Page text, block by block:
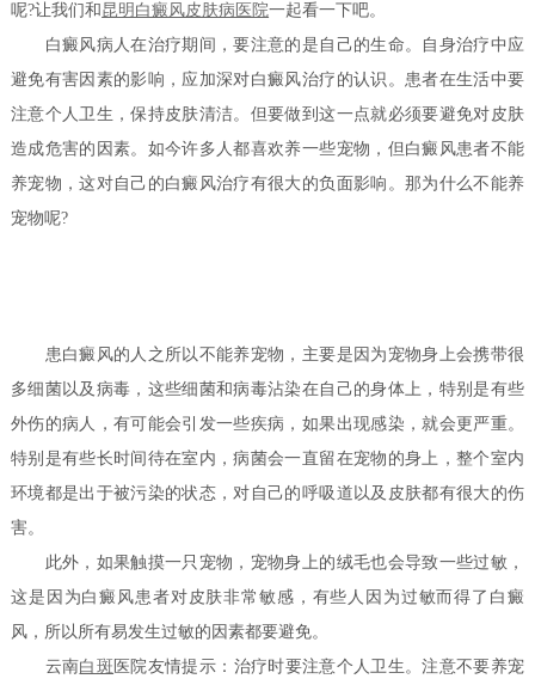
呢?让我们和 昆明白癜风皮肤病医院一起看一下吧。
白癜风病人在治疗期间，要注意的是自己的生命。自身治疗中应
避免有害因素的影响，应加深对白癜风治疗的认识。患者在生活中要
注意个人卫生，保持皮肤清洁。但要做到这一点就必须要避免对皮肤
造成危害的因素。如今许多人都喜欢养一些宠物，但白癜风患者不能
养宠物，这对自己的白癜风治疗有很大的负面影响。那为什么不能养
宠物呢?
患白癜风的人之所以不能养宠物，主要是因为宠物身上会携带很
多细菌以及病毒，这些细菌和病毒沾染在自己的身体上，特别是有些
外伤的病人，有可能会引发一些疾病，如果出现感染，就会更严重。
特别是有些长时间待在室内，病菌会一直留在宠物的身上，整个室内
环境都是出于被污染的状态，对自己的呼吸道以及皮肤都有很大的伤
害。
此外，如果触摸一只宠物，宠物身上的绒毛也会导致一些过敏，
这是因为白癜风患者对皮肤非常敏感，有些人因为过敏而得了白癜
风，所以所有易发生过敏的因素都要避免。
云南白斑 医院友情提示：治疗时要注意个人卫生。注意不要养宠